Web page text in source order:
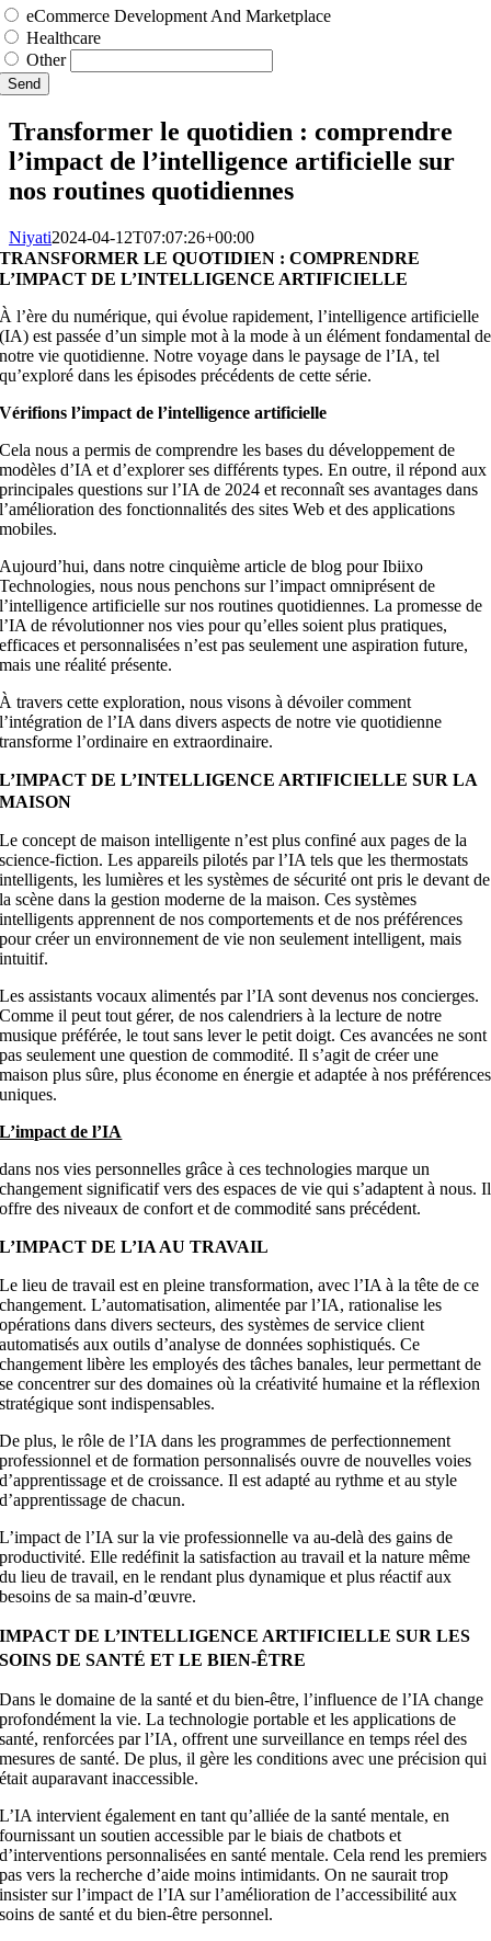
eCommerce Development And Marketplace
Healthcare
Other
Send
Transformer le quotidien : comprendre
l’impact de l’intelligence artificielle sur
nos routines quotidiennes
Niyati2024-04-12T07:07:26+00:00
TRANSFORMER LE QUOTIDIEN : COMPRENDRE
L’IMPACT DE L’INTELLIGENCE ARTIFICIELLE
À l’ère du numérique, qui évolue rapidement, l’intelligence artificielle
(IA) est passée d’un simple mot à la mode à un élément fondamental de
notre vie quotidienne. Notre voyage dans le paysage de l’IA, tel
qu’exploré dans les épisodes précédents de cette série.
Vérifions l’impact de l’intelligence artificielle
Cela nous a permis de comprendre les bases du développement de
modèles d’IA et d’explorer ses différents types. En outre, il répond aux
principales questions sur l’IA de 2024 et reconnaît ses avantages dans
l’amélioration des fonctionnalités des sites Web et des applications
mobiles.
Aujourd’hui, dans notre cinquième article de blog pour Ibiixo
Technologies, nous nous penchons sur l’impact omniprésent de
l’intelligence artificielle sur nos routines quotidiennes. La promesse de
l’IA de révolutionner nos vies pour qu’elles soient plus pratiques,
efficaces et personnalisées n’est pas seulement une aspiration future,
mais une réalité présente.
À travers cette exploration, nous visons à dévoiler comment
l’intégration de l’IA dans divers aspects de notre vie quotidienne
transforme l’ordinaire en extraordinaire.
L’IMPACT DE L’INTELLIGENCE ARTIFICIELLE SUR LA
MAISON
Le concept de maison intelligente n’est plus confiné aux pages de la
science-fiction. Les appareils pilotés par l’IA tels que les thermostats
intelligents, les lumières et les systèmes de sécurité ont pris le devant de
la scène dans la gestion moderne de la maison. Ces systèmes
intelligents apprennent de nos comportements et de nos préférences
pour créer un environnement de vie non seulement intelligent, mais
intuitif.
Les assistants vocaux alimentés par l’IA sont devenus nos concierges.
Comme il peut tout gérer, de nos calendriers à la lecture de notre
musique préférée, le tout sans lever le petit doigt. Ces avancées ne sont
pas seulement une question de commodité. Il s’agit de créer une
maison plus sûre, plus économe en énergie et adaptée à nos préférences
uniques.
L’impact de l’IA
dans nos vies personnelles grâce à ces technologies marque un
changement significatif vers des espaces de vie qui s’adaptent à nous. Il
offre des niveaux de confort et de commodité sans précédent.
L’IMPACT DE L’IA AU TRAVAIL
Le lieu de travail est en pleine transformation, avec l’IA à la tête de ce
changement. L’automatisation, alimentée par l’IA, rationalise les
opérations dans divers secteurs, des systèmes de service client
automatisés aux outils d’analyse de données sophistiqués. Ce
changement libère les employés des tâches banales, leur permettant de
se concentrer sur des domaines où la créativité humaine et la réflexion
stratégique sont indispensables.
De plus, le rôle de l’IA dans les programmes de perfectionnement
professionnel et de formation personnalisés ouvre de nouvelles voies
d’apprentissage et de croissance. Il est adapté au rythme et au style
d’apprentissage de chacun.
L’impact de l’IA sur la vie professionnelle va au-delà des gains de
productivité. Elle redéfinit la satisfaction au travail et la nature même
du lieu de travail, en le rendant plus dynamique et plus réactif aux
besoins de sa main-d’œuvre.
IMPACT DE L’INTELLIGENCE ARTIFICIELLE SUR LES
SOINS DE SANTÉ ET LE BIEN-ÊTRE
Dans le domaine de la santé et du bien-être, l’influence de l’IA change
profondément la vie. La technologie portable et les applications de
santé, renforcées par l’IA, offrent une surveillance en temps réel des
mesures de santé. De plus, il gère les conditions avec une précision qui
était auparavant inaccessible.
L’IA intervient également en tant qu’alliée de la santé mentale, en
fournissant un soutien accessible par le biais de chatbots et
d’interventions personnalisées en santé mentale. Cela rend les premiers
pas vers la recherche d’aide moins intimidants. On ne saurait trop
insister sur l’impact de l’IA sur l’amélioration de l’accessibilité aux
soins de santé et du bien-être personnel.